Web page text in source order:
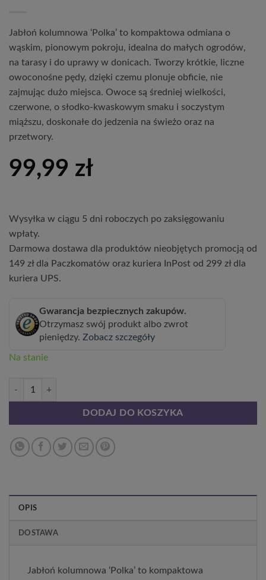
Jabłoń kolumnowa ‘Polka’ to kompaktowa odmiana o
wąskim, pionowym pokroju, idealna do małych ogrodów,
na tarasy i do uprawy w donicach. Tworzy krótkie, liczne
owoconośne pędy, dzięki czemu plonuje obficie, nie
zajmując dużo miejsca. Owoce są średniej wielkości,
czerwone, o słodko‑kwaskowym smaku i soczystym
miąższu, doskonałe do jedzenia na świeżo oraz na
przetwory.
99,99 zł
Wysyłka w ciągu 5 dni roboczych po zaksięgowaniu
wpłaty.
Darmowa dostawa dla produktów nieobjętych promocją od
149 zł dla Paczkomatów oraz kuriera InPost od 299 zł dla
kuriera UPS.
Gwarancja bezpiecznych zakupów.
Otrzymasz swój produkt albo zwrot
pieniędzy. Zobacz szczegóły
Na stanie
ilość Jabłoń Kolumnowa 'Polka' C6
DODAJ DO KOSZYKA
OPIS
DOSTAWA
Jabłoń kolumnowa ‘Polka’ to kompaktowa